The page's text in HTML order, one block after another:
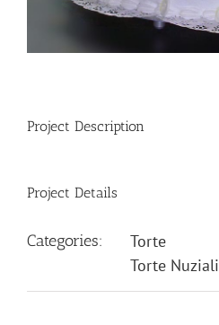
Project Description
Project Details
Categories:
Torte
Torte Nuziali